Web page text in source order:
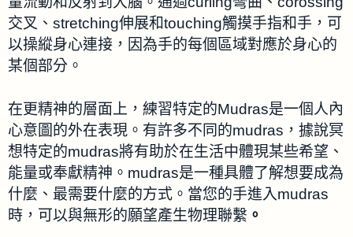
交叉、stretching伸展和touching觸摸手指和手，可
以操縱身心連接，因為手的每個區域對應於身心的
某個部分。
在更精神的層面上，練習特定的Mudras是一個人內
心意圖的外在表現。有許多不同的mudras，據說冥
想特定的mudras將有助於在生活中體現某些希望、
能量或奉獻精神。mudras是一種具體了解想要成為
什麼、最需要什麼的方式。當您的手進入mudras
時，可以與無形的願望產生物理聯繫 。